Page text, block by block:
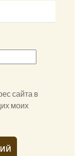
сайта в
моих